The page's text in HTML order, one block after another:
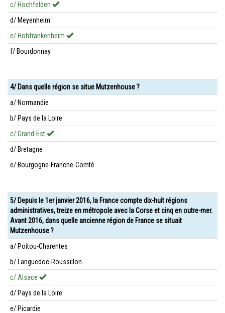
c/ Hochfelden
d/ Meyenheim
e/ Hohfrankenheim
f/ Bourdonnay
4/ Dans quelle région se situe Mutzenhouse ?
a/ Normandie
b/ Pays de la Loire
c/ Grand-Est
d/ Bretagne
e/ Bourgogne-Franche-Comté
5/ Depuis le 1er janvier 2016, la France compte dix-huit régions
administratives, treize en métropole avec la Corse et cinq en outre-mer.
Avant 2016, dans quelle ancienne région de France se situait
Mutzenhouse ?
a/ Poitou-Charentes
b/ Languedoc-Roussillon
c/ Alsace
d/ Pays de la Loire
e/ Picardie